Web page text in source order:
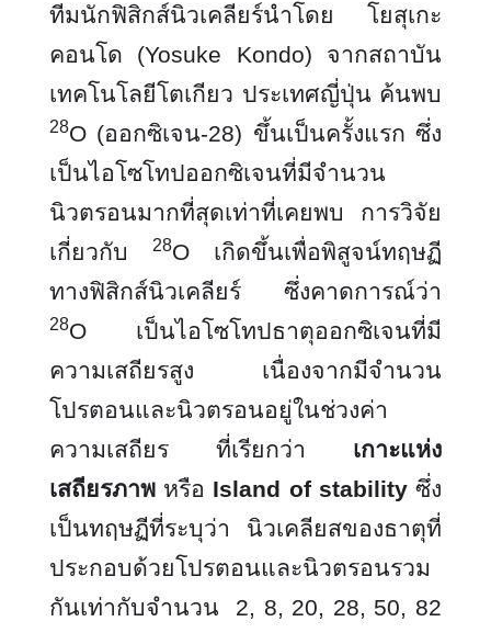
ทีมนักฟิสิกส์นิวเคลียร์นำโดย โยสุเกะ
คอนโด (Yosuke Kondo) จากสถาบัน
เทคโนโลยีโตเกียว ประเทศญี่ปุ่น ค้นพบ
28O (ออกซิเจน-28) ขึ้นเป็นครั้งแรก ซึ่ง
เป็นไอโซโทปออกซิเจนที่มีจำนวน
นิวตรอนมากที่สุดเท่าที่เคยพบ การวิจัย
เกี่ยวกับ
28O เกิดขึ้นเพื่อพิสูจน์ทฤษฏี
ทางฟิสิกส์นิวเคลียร์ ซึ่งคาดการณ์ว่า
28O เป็นไอโซโทปธาตุออกซิเจนที่มี
ความเสถียรสูง เนื่องจากมีจำนวน
โปรตอนและนิวตรอนอยู่ในช่วงค่า
ความเสถียร ที่เรียกว่า เกาะแห่ง
เสถียรภาพ หรือ Island of stabilityซึ่ง
เป็นทฤษฏีที่ระบุว่า นิวเคลียสของธาตุที่
ประกอบด้วยโปรตอนและนิวตรอนรวม
กันเท่ากับจำนวน 2, 8, 20, 28, 50, 82